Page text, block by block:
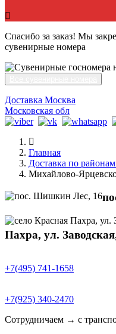
Спасибо за заказ! Мы
сувенирные номера
Доставка Москва
Московская обл
Главная
Доставка по
Михайлово-
Пахра, ул.
+7(495) 741-1658
+7(925) 340-2470
Сотрудничаем → с